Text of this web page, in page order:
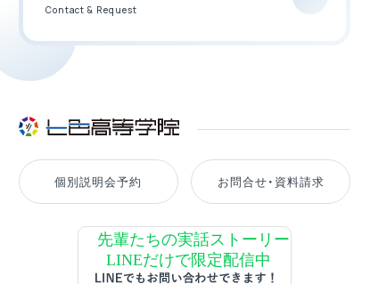
Contact & Request
個別説明会予約 お問合せ・資料請求